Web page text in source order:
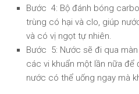
Bước 4: Bộ đánh bóng
trùng có hại và clo, giúp
và có vị ngọt tự nhiên.
Bước 5: Nước sẽ đi qua
các vi khuẩn một lần nữa để
nước có thể uống ngay mà